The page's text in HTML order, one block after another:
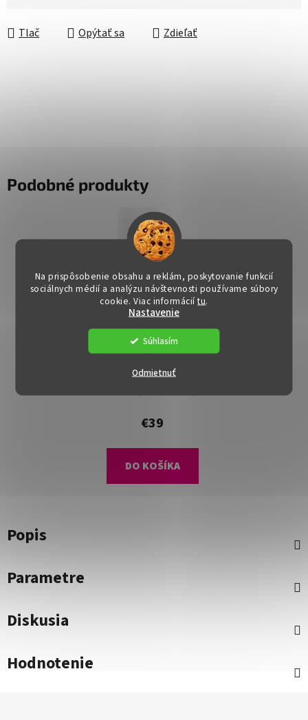
Na prispôsobenie obsahu a reklám, poskytovanie funkcií
sociálnych médií a analýzu návštevnosti používame súbory
cookie. Viac informáciítu.
Nastavenie
Odmietnuť
Súhlasím
Tlač Opýtať sa Zdieľať
Podobné produkty
Jedálenská stolička -
TAMORA, Biela
€39
DO KOŠÍKA
Popis
Parametre
Diskusia
Hodnotenie